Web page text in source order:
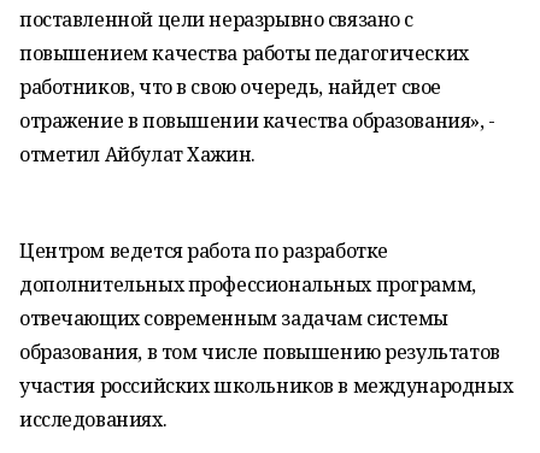
поставленной цели неразрывно связано с
повышением качества работы педагогических
работников, что в свою очередь, найдет свое
отражение в повышении качества образования», -
отметил Айбулат Хажин.
Центром ведется работа по разработке
дополнительных профессиональных программ,
отвечающих современным задачам системы
образования, в том числе повышению результатов
участия российских школьников в международных
исследованиях.